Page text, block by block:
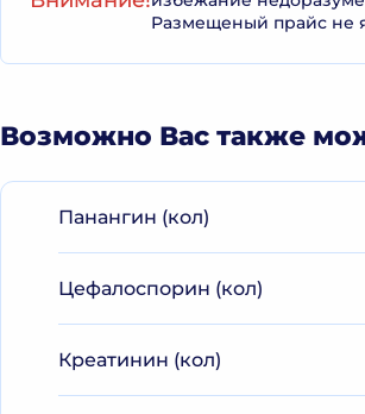
Размещеный прайс не
Возможно Вас также
Панангин (кол)
Цефалоспорин (кол)
Креатинин (кол)